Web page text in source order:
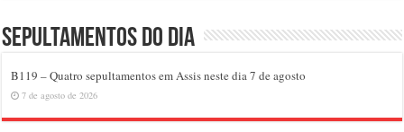
Sepultamentos do dia
B119 – Quatro sepultamentos em Assis neste dia 7 de agosto
7 de agosto de 2026